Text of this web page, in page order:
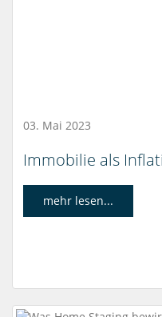
03. Mai 2023
Immobilie als
mehr lesen...